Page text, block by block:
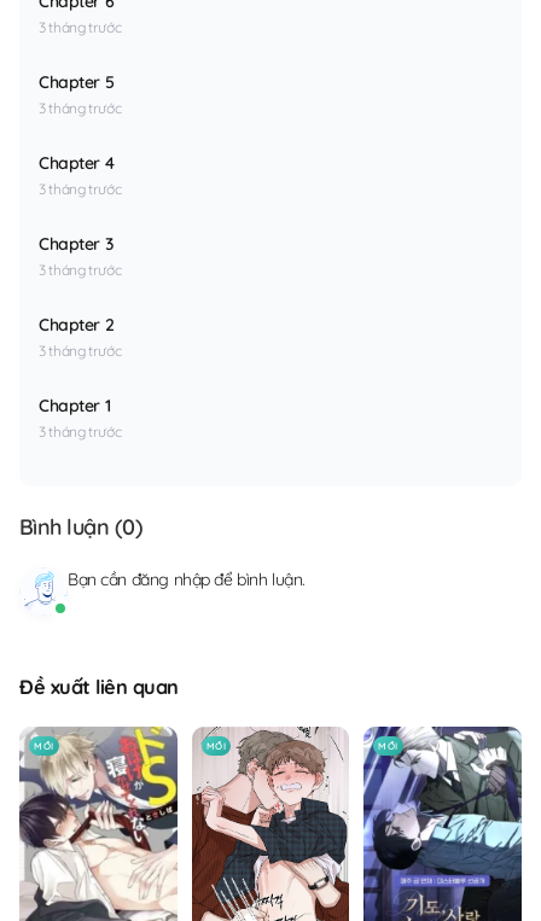
3 tháng trước
Chapter 5
3 tháng trước
Chapter 4
3 tháng trước
Chapter 3
3 tháng trước
Chapter 2
3 tháng trước
Chapter 1
3 tháng trước
Bình luận (0)
Bạn cần đăng nhậpđể bình luận.
Đề xuất liên quan
MỚI MỚI MỚI